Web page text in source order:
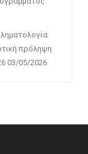
πρόληψη
03/05/2026